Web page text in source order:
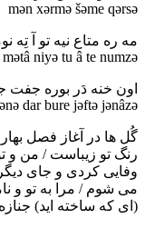
mәn xәrmә šәme qәrsә
mәtâ niyә tu â te numzә
dar bure jәftә jәnâzә
گُل ها در آغاز فصل
رنگ تو زیباست / من و
وفایی کردی و جای
می شوم / مرا به تو و
(ای که ساخته اید)